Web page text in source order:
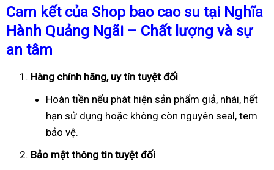
Cam kết của Shop bao cao su tại Nghĩa
Hành Quảng Ngãi – Chất lượng và sự
an tâm
Hàng chính hãng, uy tín tuyệt đối
Hoàn tiền nếu phát hiện sản phẩm giả, nhái, hết
hạn sử dụng hoặc không còn nguyên seal, tem
bảo vệ.
Bảo mật thông tin tuyệt đối